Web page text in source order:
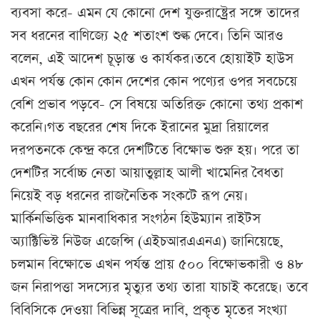
ব্যবসা করে- এমন যে কোনো দেশ যুক্তরাষ্ট্রের সঙ্গে তাদের
সব ধরনের বাণিজ্যে ২৫ শতাংশ শুল্ক দেবে। তিনি আরও
বলেন, এই আদেশ চূড়ান্ত ও কার্যকর।তবে হোয়াইট হাউস
এখন পর্যন্ত কোন কোন দেশের কোন পণ্যের ওপর সবচেয়ে
বেশি প্রভাব পড়বে- সে বিষয়ে অতিরিক্ত কোনো তথ্য প্রকাশ
করেনি।গত বছরের শেষ দিকে ইরানের মুদ্রা রিয়ালের
দরপতনকে কেন্দ্র করে দেশটিতে বিক্ষোভ শুরু হয়। পরে তা
দেশটির সর্বোচ্চ নেতা আয়াতুল্লাহ আলী খামেনির বৈধতা
নিয়েই বড় ধরনের রাজনৈতিক সংকটে রূপ নেয়।
মার্কিনভিত্তিক মানবাধিকার সংগঠন হিউম্যান রাইটস
অ্যাক্টিভিস্ট নিউজ এজেন্সি (এইচআরএএনএ) জানিয়েছে,
চলমান বিক্ষোভে এখন পর্যন্ত প্রায় ৫০০ বিক্ষোভকারী ও ৪৮
জন নিরাপত্তা সদস্যের মৃত্যুর তথ্য তারা যাচাই করেছে। তবে
বিবিসিকে দেওয়া বিভিন্ন সূত্রের দাবি, প্রকৃত মৃতের সংখ্যা